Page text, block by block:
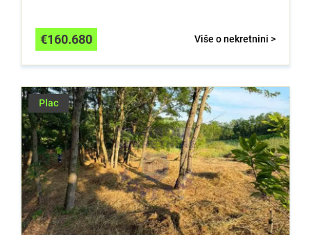
Više o nekretnini >
€160.680
Plac